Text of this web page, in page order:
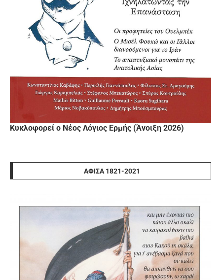
Κυκλοφορεί ο Νέος Λόγιος Ερμής (Άνοιξη 2026)
ΑΦΊΣΑ 1821-2021